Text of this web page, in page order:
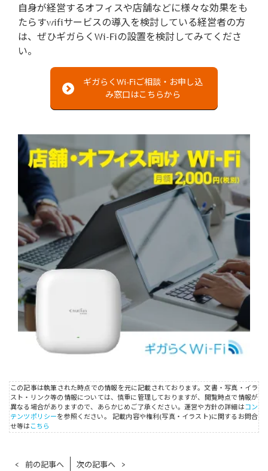
自身が経営するオフィスや店舗などに様々な効果をも
たらすwifiサービスの導入を検討している経営者の方
は、ぜひギガらくWi-Fiの設置を検討してみてくださ
い。
ギガらくWi-Fiご相談・お申し込
み窓口はこちらから
この記事は執筆された時点での情報を元に記載されております。文書・写真・イラ
スト・リンク等の情報については、慎重に管理しておりますが、閲覧時点で情報が
異なる場合がありますので、あらかじめご了承ください。運営や方針の詳細はコン
テンツポリシーを参照ください。
記載内容や権利(写真・イラスト)に関するお問合
せ等はこちら
前の記事へ 次の記事へ